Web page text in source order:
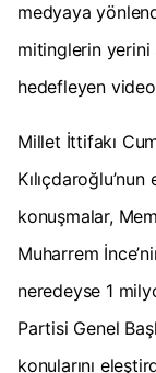
medyaya
mitinglerin yerini
hedefleyen video
Millet İttifakı
konuşmalar,
Muharrem
neredeyse 1
Partisi Genel
konularını